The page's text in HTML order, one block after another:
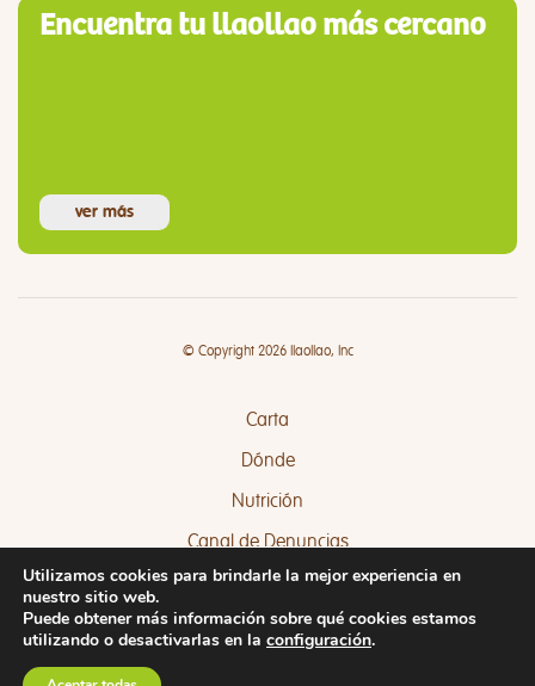
Encuentra tu llaollao más cercano
ver más
© Copyright 2026 llaollao, Inc
Carta
Dónde
Nutrición
Canal de Denuncias
Quejas y Sugerencias
Utilizamos cookies para brindarle la mejor experiencia en
nuestro sitio web.
Puede obtener más información sobre qué cookies estamos
utilizando o desactivarlas en la configuración.